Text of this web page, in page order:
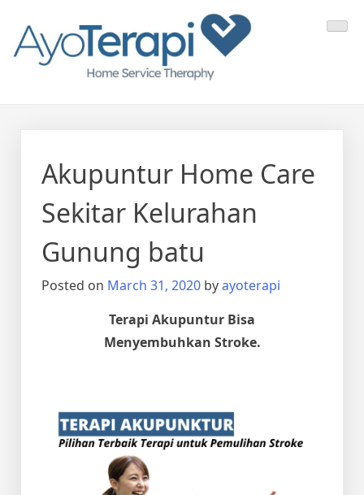
content
Ayo Terapi
Akupuntur Home Care
Sekitar Kelurahan
Gunung batu
Posted on March 31, 2020 byayoterapi
Terapi Akupuntur Bisa
Menyembuhkan Stroke.